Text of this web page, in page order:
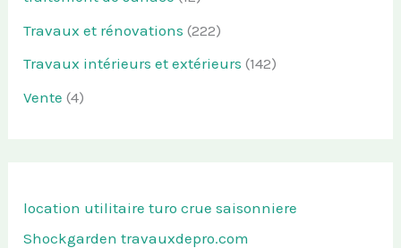
Travaux et rénovations (222)
Travaux intérieurs et extérieurs (142)
Vente (4)
location utilitaire turo crue saisonniere
Shockgarden travauxdepro.com